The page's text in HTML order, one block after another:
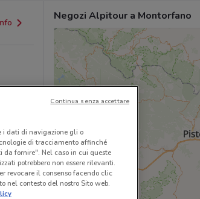
Negozi Alpitour a Montorfano
i dati di navigazione gli o
di tracciamento affinché
fornire". Nel caso in cui queste
potrebbero non essere rilevanti.
revocare il consenso facendo clic
contesto del nostro Sito web.
Continua senza accettare